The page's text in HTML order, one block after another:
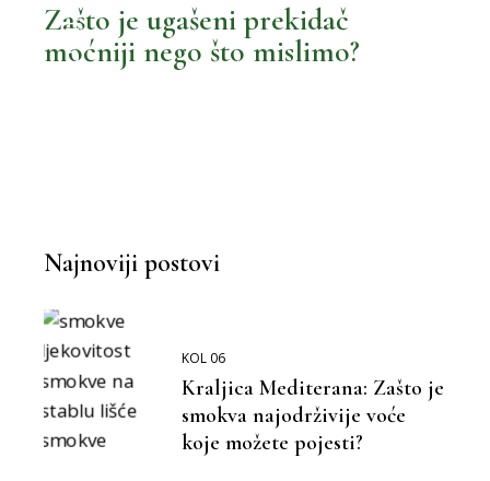
BOLJA POTROŠNJA
,
Zašto je ugašeni prekidač
moćniji nego što mislimo?
Najnoviji postovi
KOL 06
Kraljica Mediterana: Zašto je
smokva najodrživije voće
koje možete pojesti?